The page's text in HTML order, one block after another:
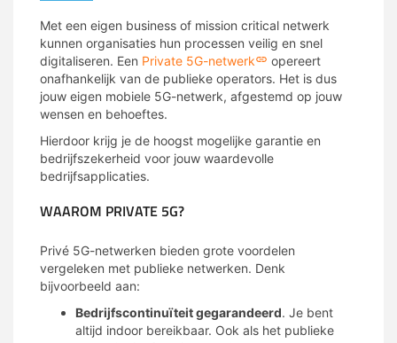
Met een eigen business of mission critical netwerk
kunnen organisaties hun processen veilig en snel
digitaliseren. Een Private 5G-netwerk
opereert
onafhankelijk van de publieke operators. Het is dus
jouw eigen mobiele 5G-netwerk, afgestemd op jouw
wensen en behoeftes.
Hierdoor krijg je de hoogst mogelijke garantie en
bedrijfszekerheid voor jouw waardevolle
bedrijfsapplicaties.
WAAROM PRIVATE 5G?
Privé 5G-netwerken bieden grote voordelen
vergeleken met publieke netwerken. Denk
bijvoorbeeld aan:
Bedrijfscontinuïteit gegarandeerd. Je bent
altijd indoor bereikbaar. Ook als het publieke